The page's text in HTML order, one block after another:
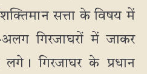
सत्ता के विषय में
गिरजाघरों में जाकर
लगे। गिरजाघर के प्रधान